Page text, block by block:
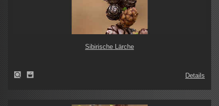
Sibirische Lärche
Details